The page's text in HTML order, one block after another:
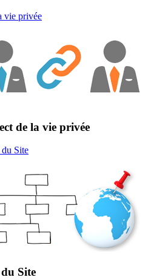
vie privée
de la vie privée
Site
Site